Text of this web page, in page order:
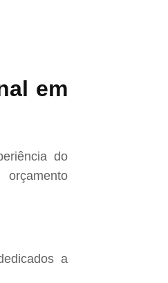
em
do
a